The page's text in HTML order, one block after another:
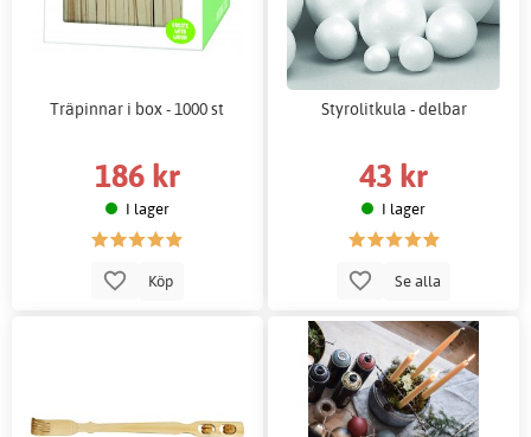
Träpinnar i box - 1000 st
186 kr
I lager
Köp
Styrolitkula - delbar
43 kr
I lager
Se alla